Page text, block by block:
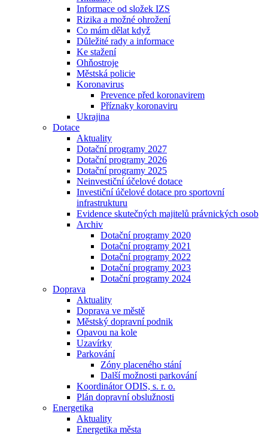
Informace od složek IZS
Rizika a možné ohrožení
Co mám dělat když
Důležité rady a informace
Ke stažení
Ohňostroje
Městská policie
Koronavirus
Prevence před koronavirem
Příznaky koronaviru
Ukrajina
Dotace
Aktuality
Dotační programy 2027
Dotační programy 2026
Dotační programy 2025
Neinvestiční účelové dotace
Investiční účelové dotace pro sportovní
infrastrukturu
Evidence skutečných majitelů právnických osob
Archiv
Dotační programy 2020
Dotační programy 2021
Dotační programy 2022
Dotační programy 2023
Dotační programy 2024
Doprava
Aktuality
Doprava ve městě
Městský dopravní podnik
Opavou na kole
Uzavírky
Parkování
Zóny placeného stání
Další možnosti parkování
Koordinátor ODIS, s. r. o.
Plán dopravní obslužnosti
Energetika
Aktuality
Energetika města